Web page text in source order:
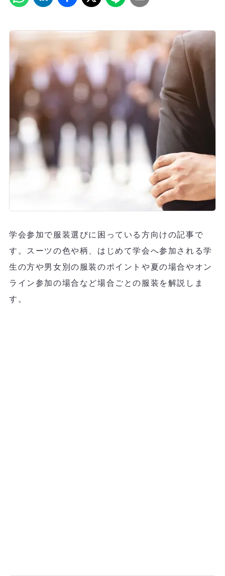
学会参加で服装選びに困っている方向けの記事で
す。スーツの色や柄、はじめて学会へ参加される学
生の方や男女別の服装のポイントや夏の場合やオン
ライン参加の場合など場合ごとの服装を解説しま
す。